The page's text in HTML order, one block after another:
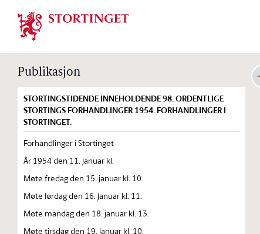
Stortinget.no
Publikasjon
STORTINGSTIDENDE INNEHOLDENDE 98. ORDENTLIGE
STORTINGS FORHANDLINGER 1954. FORHANDLINGER I
STORTINGET.
Forhandlinger i Stortinget
År 1954 den 11. januar kl.
Møte fredag den 15. januar kl. 10.
Møte lørdag den 16. januar kl. 11.
Møte mandag den 18. januar kl. 13.
Møte tirsdag den 19. januar kl. 10.